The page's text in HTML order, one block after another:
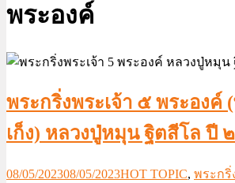
พระองค์
พระกริ่งพระเจ้า ๕ พระองค์
เก็ง) หลวงปู่หมุน ฐิตสีโล ปี
08/05/202308/05/2023HOT TOPIC, พระกริ่